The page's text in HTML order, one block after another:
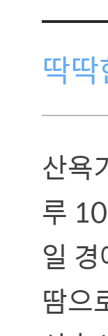
딱
산욕
루
일
땀으